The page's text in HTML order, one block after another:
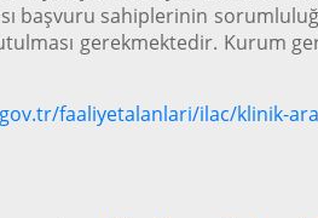
başvuru sahiplerinin
gerekmektedir. Kurum
faaliyetalanlari/ilac/klinik-